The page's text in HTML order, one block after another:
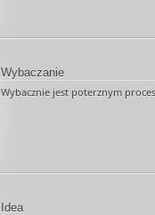
Wybaczanie
Wybacznie jest poterznym
Idea